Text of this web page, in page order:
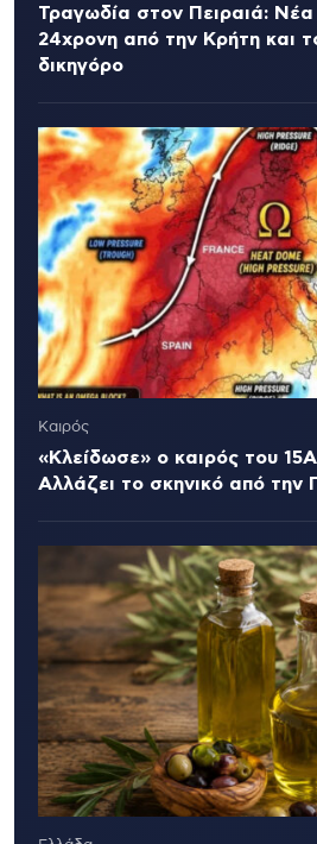
Τραγωδία στον Πειραιά: Νέα
24χρονη από την Κρήτη και
δικηγόρο
Καιρός
«Κλείδωσε» ο καιρός του
Αλλάζει το σκηνικό από την